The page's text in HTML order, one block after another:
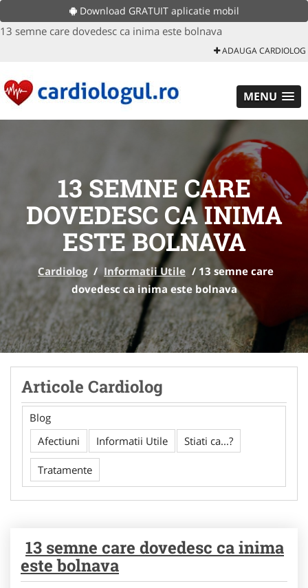
Download GRATUIT aplicatie mobil
13 semne care dovedesc ca inima este bolnava
ADAUGA CARDIOLOG
MENU
13 SEMNE CARE
DOVEDESC CA INIMA
ESTE BOLNAVA
Cardiolog / Informatii Utile / 13 semne care
dovedesc ca inima este bolnava
Articole Cardiolog
Blog
Afectiuni
Informatii Utile Stiati ca...?
Tratamente
13 semne care dovedesc ca inima
este bolnava